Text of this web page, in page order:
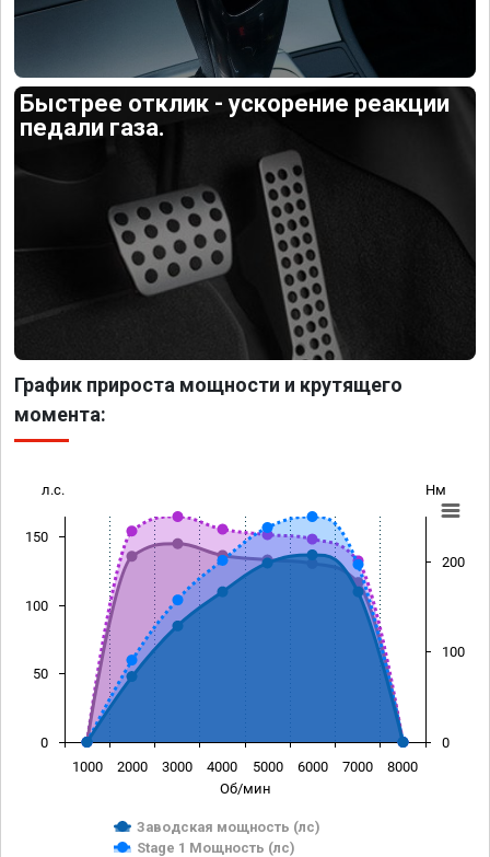
Быстрее отклик - ускорение реакции
педали газа.
График прироста мощности и крутящего
момента:
Об/мин
л.с. Нм
Заводская мощность (лс)
Stage 1 Мощность (лс)
1000 2000 3000 4000 5000 6000 7000 8000
0
50
100
150
0
100
200